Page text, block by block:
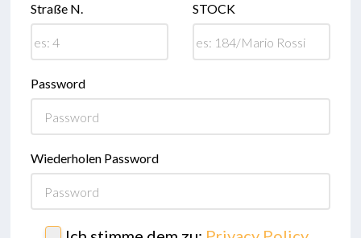
Straße N. STOCK
Password
Wiederholen Password